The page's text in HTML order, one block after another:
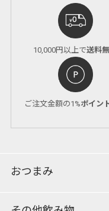
10,000円以上で送料
ご注文金額の1%ポイン
おつまみ